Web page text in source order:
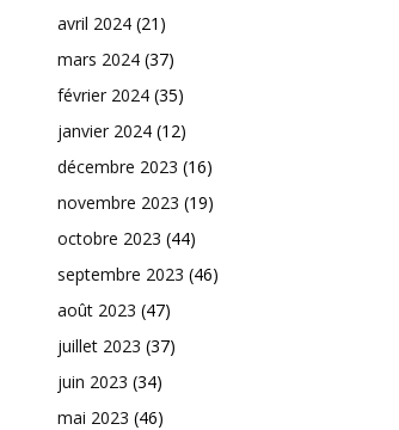
avril 2024 (21)
mars 2024 (37)
février 2024 (35)
janvier 2024 (12)
décembre 2023 (16)
novembre 2023 (19)
octobre 2023 (44)
septembre 2023 (46)
août 2023 (47)
juillet 2023 (37)
juin 2023 (34)
mai 2023 (46)